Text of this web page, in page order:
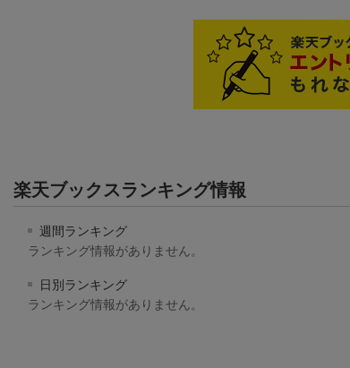
楽天ブックスランキング情報
週間ランキング
ランキング情報がありません。
日別ランキング
ランキング情報がありません。